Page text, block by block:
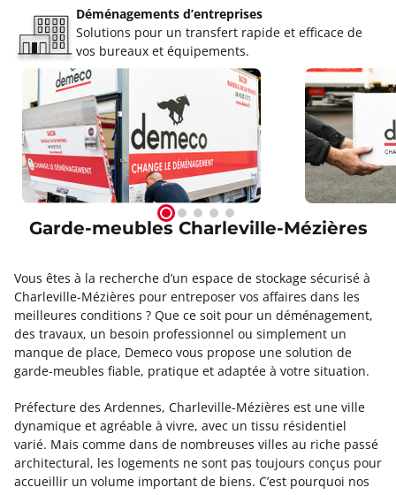
Déménagements d’entreprises
Solutions pour un transfert rapide et efficace de
vos bureaux et équipements.
Garde-meubles Charleville-Mézières
Vous êtes à la recherche d’un espace de stockage sécurisé à
Charleville-Mézières pour entreposer vos affaires dans les
meilleures conditions ? Que ce soit pour un déménagement,
des travaux, un besoin professionnel ou simplement un
manque de place, Demeco vous propose une solution de
garde-meubles fiable, pratique et adaptée à votre situation.
Préfecture des Ardennes, Charleville-Mézières est une ville
dynamique et agréable à vivre, avec un tissu résidentiel
varié. Mais comme dans de nombreuses villes au riche passé
architectural, les logements ne sont pas toujours conçus pour
accueillir un volume important de biens. C’est pourquoi nos